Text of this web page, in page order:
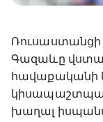
Ռուսաստանցի
Գազաևը
հավաքականի
կիսապաշտպան
խաղալ